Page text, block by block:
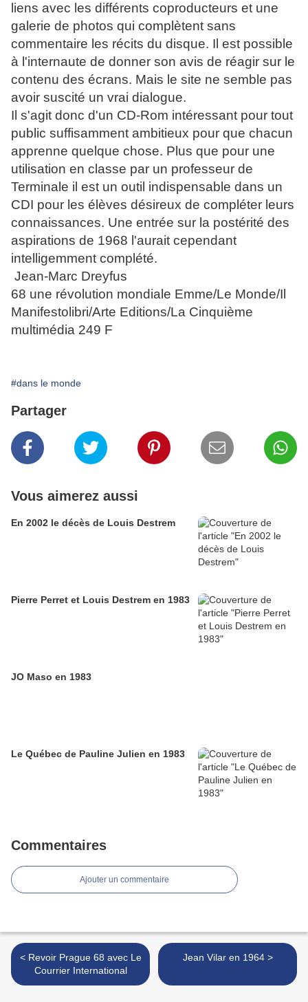
liens avec les différents coproducteurs et une
galerie de photos qui complètent sans
commentaire les récits du disque. Il est possible
à l'internaute de donner son avis de réagir sur le
contenu des écrans. Mais le site ne semble pas
avoir suscité un vrai dialogue.
Il s'agit donc d'un CD-Rom intéressant pour tout
public suffisamment ambitieux pour que chacun
apprenne quelque chose. Plus que pour une
utilisation en classe par un professeur de
Terminale il est un outil indispensable dans un
CDI pour les élèves désireux de compléter leurs
connaissances. Une entrée sur la postérité des
aspirations de 1968 l'aurait cependant
intelligemment complété.
Jean-Marc Dreyfus
68 une révolution mondiale Emme/Le Monde/Il
Manifestolibri/Arte Editions/La Cinquième
multimédia 249 F
#dans le monde
Partager
Vous aimerez aussi
En 2002 le décès de Louis Destrem
Pierre Perret et Louis Destrem en 1983
JO Maso en 1983
Le Québec de Pauline Julien en 1983
Commentaires
Ajouter un commentaire
< Revoir Prague 68 avec Le
Courrier International
Jean Vilar en 1964 >